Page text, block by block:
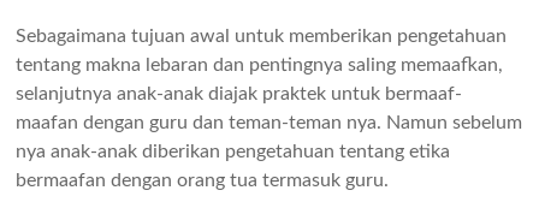
Sebagaimana tujuan awal untuk memberikan pengetahuan
tentang makna lebaran dan pentingnya saling memaafkan,
selanjutnya anak-anak diajak praktek untuk bermaaf-
maafan dengan guru dan teman-teman nya. Namun sebelum
nya anak-anak diberikan pengetahuan tentang etika
bermaafan dengan orang tua termasuk guru.